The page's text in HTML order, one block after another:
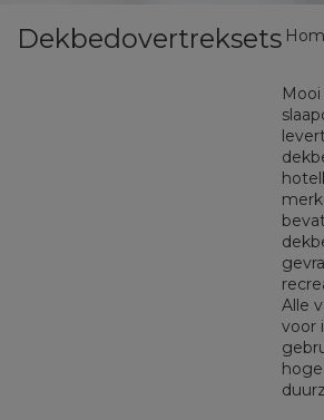
Dekbedovertreksets
Alle
voor